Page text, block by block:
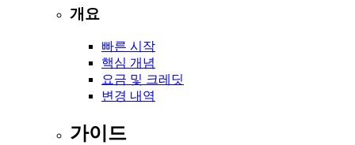
개요
빠른 시작
핵심 개념
요금 및 크레딧
변경 내역
가이드